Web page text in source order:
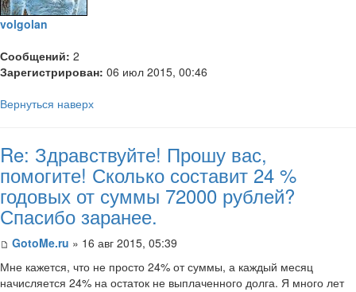
volgolan
Сообщений: 2
Зарегистрирован: 06 июл 2015, 00:46
Вернуться наверх
Re: Здравствуйте! Прошу вас,
помогите! Сколько составит 24 %
годовых от суммы 72000 рублей?
Спасибо заранее.
GotoMe.ru » 16 авг 2015, 05:39
Мне кажется, что не просто 24% от суммы, а каждый месяц
начисляется 24% на остаток не выплаченного долга. Я много лет